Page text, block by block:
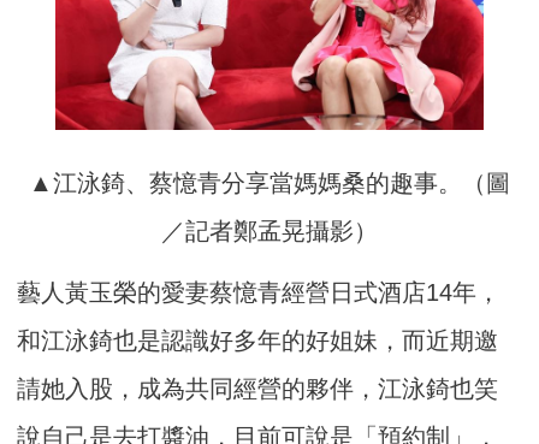
▲江泳錡、蔡憶青分享當媽媽桑的趣事。（圖
／記者鄭孟晃攝影）
藝人黃玉榮的愛妻蔡憶青經營日式酒店14年，
和江泳錡也是認識好多年的好姐妹，而近期邀
請她入股，成為共同經營的夥伴，江泳錡也笑
說自己是去打醬油，目前可說是「預約制」，